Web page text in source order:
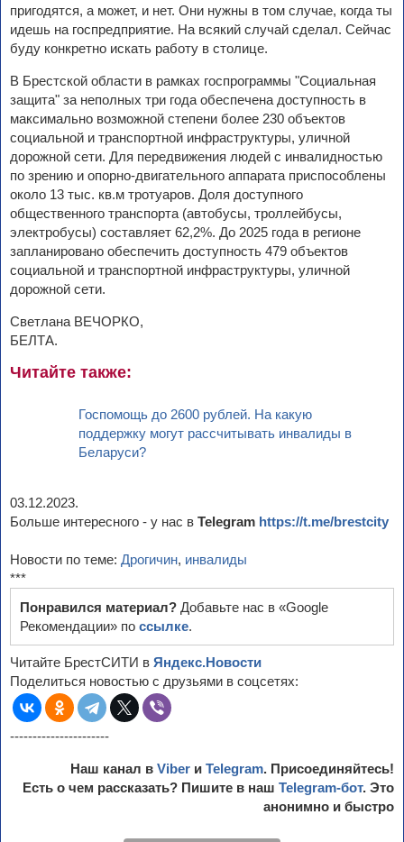
пригодятся, а может, и нет. Они нужны в том случае, когда ты
идешь на госпредприятие. На всякий случай сделал. Сейчас
буду конкретно искать работу в столице.
В Брестской области в рамках госпрограммы "Социальная
защита" за неполных три года обеспечена доступность в
максимально возможной степени более 230 объектов
социальной и транспортной инфраструктуры, уличной
дорожной сети. Для передвижения людей с инвалидностью
по зрению и опорно-двигательного аппарата приспособлены
около 13 тыс. кв.м тротуаров. Доля доступного
общественного транспорта (автобусы, троллейбусы,
электробусы) составляет 62,2%. До 2025 года в регионе
запланировано обеспечить доступность 479 объектов
социальной и транспортной инфраструктуры, уличной
дорожной сети.
Светлана ВЕЧОРКО,
БЕЛТА.
Читайте также:
Госпомощь до 2600 рублей. На какую
поддержку могут рассчитывать инвалиды в
Беларуси?
03.12.2023.
Больше интересного - у нас в Telegram https://t.me/brestcity
Новости по теме: Дрогичин, инвалиды
***
Понравился материал? Добавьте нас в «Google
Рекомендации» по ссылке.
Читайте БрестСИТИ в Яндекс.Новости
Поделиться новостью с друзьями в соцсетях:
----------------------
Наш канал в Viber и Telegram. Присоединяйтесь!
Есть о чем рассказать? Пишите в наш Telegram-бот. Это
анонимно и быстро